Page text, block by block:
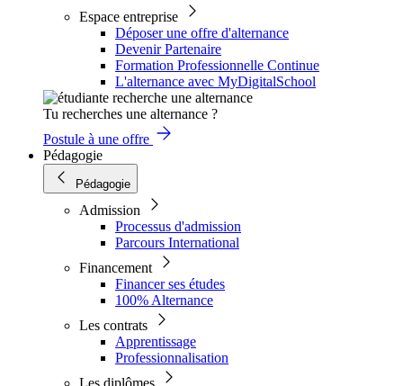
Espace entreprise
Déposer une offre d'alternance
Devenir Partenaire
Formation Professionnelle Continue
L'alternance avec MyDigitalSchool
Tu recherches une alternance ?
Postule à une offre
Pédagogie
Pédagogie
Admission
Processus d'admission
Parcours International
Financement
Financer ses études
100% Alternance
Les contrats
Apprentissage
Professionnalisation
Les diplômes